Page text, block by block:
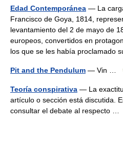
Edad Contemporánea — La
Francisco de Goya, 1814,
levantamiento del 2 de mayo de
europeos, convertidos en
los que se les había
Pit and the Pendulum — Vin …
Teoría conspirativa — La
artículo o sección está discutida.
consultar el debate al respecto …